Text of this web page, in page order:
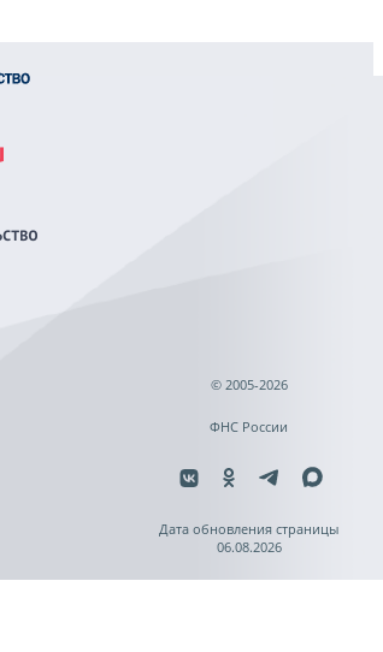
© 2005-2026
ФНС России
Дата обновления страницы
06.08.2026